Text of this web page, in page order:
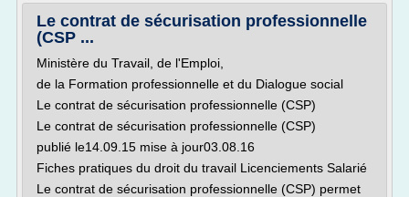
Le contrat de sécurisation professionnelle
(CSP ...
Ministère du Travail, de l'Emploi,
de la Formation professionnelle et du Dialogue social
Le contrat de sécurisation professionnelle (CSP)
Le contrat de sécurisation professionnelle (CSP)
publié le14.09.15 mise à jour03.08.16
Fiches pratiques du droit du travail Licenciements Salarié
Le contrat de sécurisation professionnelle (CSP) permet